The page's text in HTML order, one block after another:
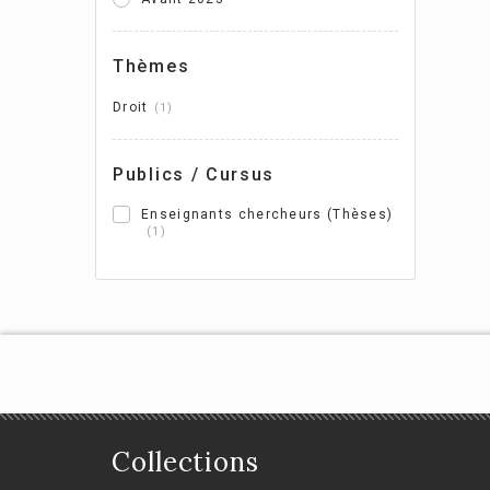
Thèmes
Droit 1
Publics / Cursus
Enseignants chercheurs (Thèses)
1
Collections